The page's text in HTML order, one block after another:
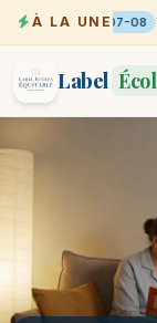
À LA UNE07-08
Label